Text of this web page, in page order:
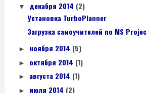
▼ декабря 2014 (2)
Установка TurboPlanner
Загрузка самоучителей по MS
► ноября 2014 (5)
► октября 2014 (1)
► августа 2014 (1)
► июля 2014 (2)